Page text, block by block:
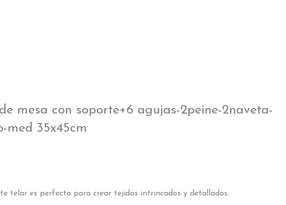
mesa con soporte+6 agujas-2peine-2naveta-
med 35x45cm
telar es perfecto para crear tejidos intrincados y detallados.